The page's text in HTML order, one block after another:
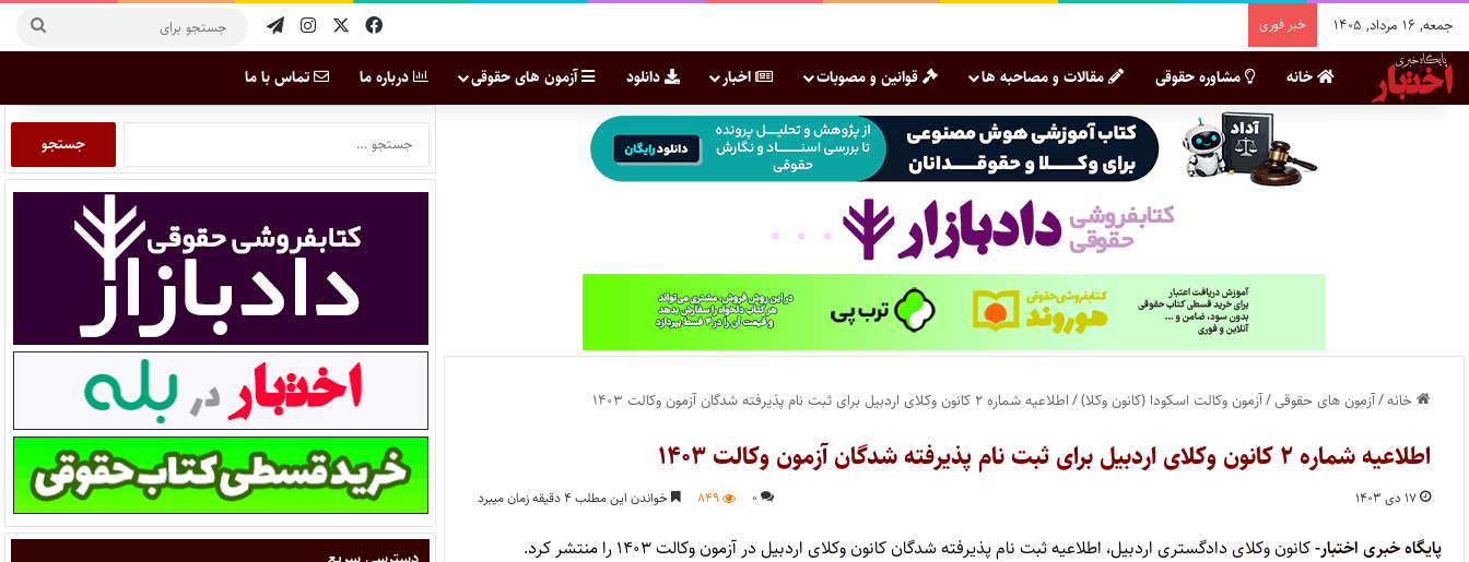
جمعه, ۱۶ مرداد, ۱۴۰۵ خبر فوری
خانه مشاوره حقوقی مقالات و مصاحبه ها قوانین و مصوبات اخبار دانلود آزمون های حقوقی درباره ما تماس با ما
خانه/آزمون های حقوقی/آزمون وکالت اسکودا (کانون وکلا)/اطلاعیه شماره ۲ کانون وکلای اردبیل برای ثبت نام پذیرفته شدگان آزمون وکالت ۱۴۰۳
اطلاعیه شماره ۲ کانون وکلای اردبیل برای ثبت نام پذیرفته شدگان آزمون وکالت ۱۴۰۳
۱۷ دی ۱۴۰۳ ۰ ۸۴۹ خواندن این مطلب ۴ دقیقه زمان میبرد
پایگاه خبری اختبار-کانون وکلای دادگستری اردبیل، اطلاعیه ثبت نام پذیرفته شدگان کانون وکلای اردبیل در آزمون وکالت ۱۴۰۳ را منتشر کرد.